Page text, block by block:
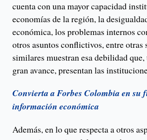
cuenta con una mayor capacidad
economías de la región, la
económica, los problemas internos
otros asuntos conflictivos, entre otras
similares muestran esa debilidad
gran avance, presentan las
Convierta a Forbes Colombia en su
información económica
Además, en lo que respecta a otros